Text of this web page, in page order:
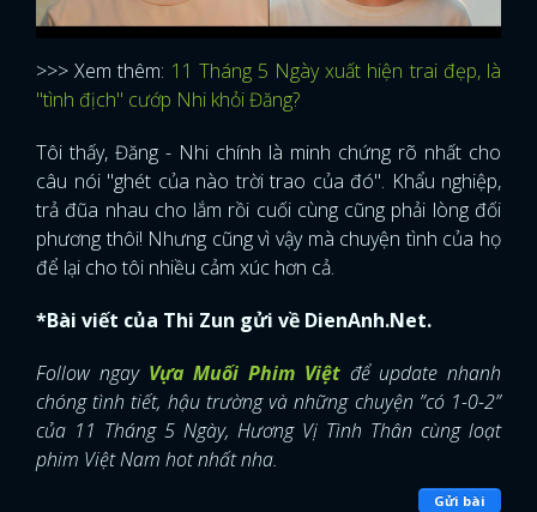
>>> Xem thêm: 11 Tháng 5 Ngày xuất hiện trai đẹp, là
"tình địch" cướp Nhi khỏi Đăng?
Tôi thấy, Đăng - Nhi chính là minh chứng rõ nhất cho
câu nói "ghét của nào trời trao của đó". Khẩu nghiệp,
trả đũa nhau cho lắm rồi cuối cùng cũng phải lòng đối
phương thôi! Nhưng cũng vì vậy mà chuyện tình của họ
để lại cho tôi nhiều cảm xúc hơn cả.
*Bài viết của Thi Zun gửi về DienAnh.Net.
Follow ngay Vựa Muối Phim Việtđể update nhanh
chóng tình tiết, hậu trường và những chuyện ”có 1-0-2”
của 11 Tháng 5 Ngày, Hương Vị Tình Thân cùng loạt
phim Việt Nam hot nhất nha.
Gửi bài